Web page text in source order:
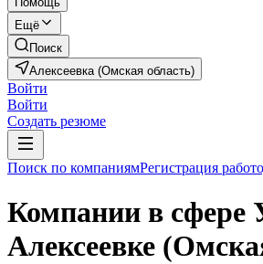
Ещё
Поиск
Алексеевка (Омская область)
Войти
Войти
Создать резюме
Поиск по компаниямРегистрация
Компании в сфере
Алексеевке